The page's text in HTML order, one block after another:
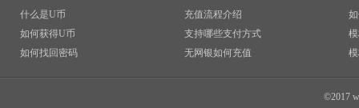
什么是U币
如何获得U币
如何找回密码
充值流程介绍
支持哪些支付方式
无网银如何充值
©2017